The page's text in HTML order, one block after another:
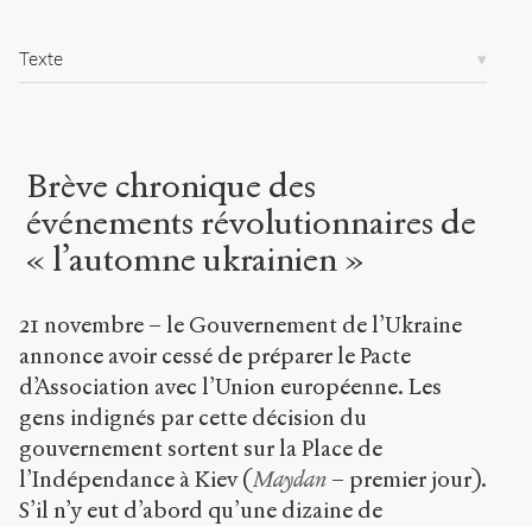
Texte
Brève chronique des
événements révolutionnaires de
« l’automne ukrainien »
21 novembre – le Gouvernement de l’Ukraine
annonce avoir cessé de préparer le Pacte
d’Association avec l’Union européenne. Les
gens indignés par cette décision du
gouvernement sortent sur la Place de
l’Indépendance à Kiev (Maydan – premier jour).
S’il n’y eut d’abord qu’une dizaine de